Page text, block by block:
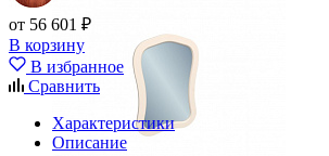
от 56 601 ₽
В корзину
В избранное
Сравнить
Характеристики
Описание